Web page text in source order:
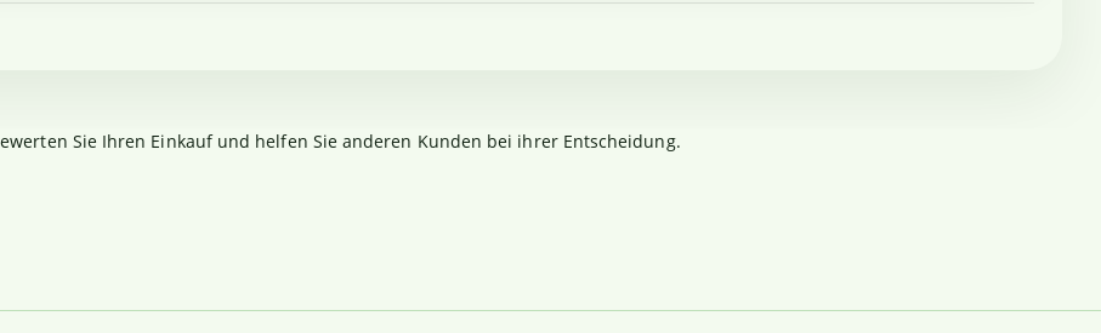
Sie Ihren Einkauf und helfen Sie anderen Kunden bei ihrer Entscheidung.